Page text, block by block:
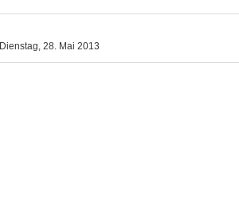
Dienstag, 28. Mai 2013